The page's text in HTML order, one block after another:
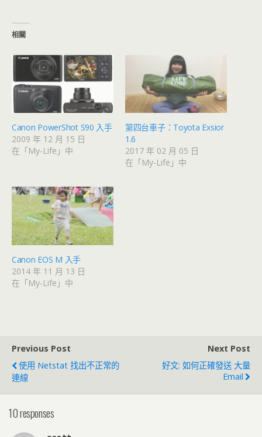
相關
Canon PowerShot S90 入手
2009 年 12 月 15 日
在「My-Life」中
第四台車子：Toyota Exsior
1.6
2017 年 02 月 05 日
在「My-Life」中
Canon EOS M 入手
2014 年 11 月 13 日
在「My-Life」中
Previous Post
使用 Netstat 找出不正常的
連線
Next Post
好文: 如何正確發送 大量
Email
10 responses